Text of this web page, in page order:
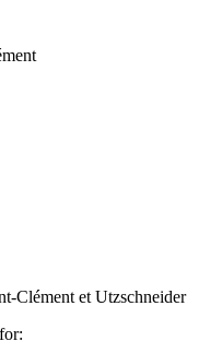
Clément et Utzschneider